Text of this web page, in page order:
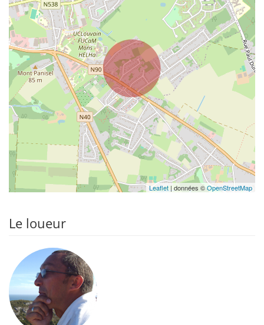
Leaflet | données ©OpenStreetMap
Le loueur